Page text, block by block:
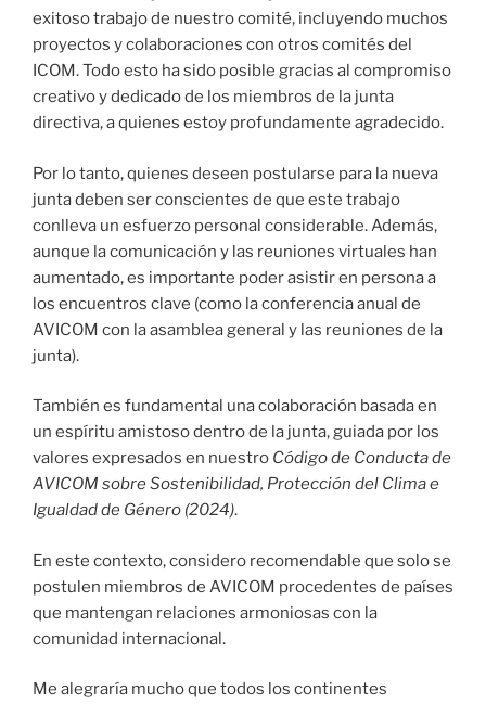
exitoso trabajo de nuestro comité, incluyendo muchos
proyectos y colaboraciones con otros comités del
ICOM. Todo esto ha sido posible gracias al compromiso
creativo y dedicado de los miembros de la junta
directiva, a quienes estoy profundamente agradecido.
Por lo tanto, quienes deseen postularse para la nueva
junta deben ser conscientes de que este trabajo
conlleva un esfuerzo personal considerable. Además,
aunque la comunicación y las reuniones virtuales han
aumentado, es importante poder asistir en persona a
los encuentros clave (como la conferencia anual de
AVICOM con la asamblea general y las reuniones de la
junta).
También es fundamental una colaboración basada en
un espíritu amistoso dentro de la junta, guiada por los
valores expresados en nuestro Código de Conducta de
AVICOM sobre Sostenibilidad, Protección del Clima e
Igualdad de Género (2024).
En este contexto, considero recomendable que solo se
postulen miembros de AVICOM procedentes de países
que mantengan relaciones armoniosas con la
comunidad internacional.
Me alegraría mucho que todos los continentes